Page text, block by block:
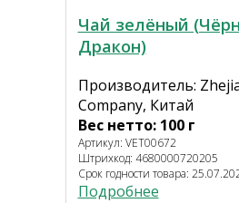
Чай зелёный
Дракон)
Производитель:
Company, Китай
Вес нетто: 100 г
Артикул: VET00672
Штрихкод: 4680000720205
Срок годности товара:
Подробнее